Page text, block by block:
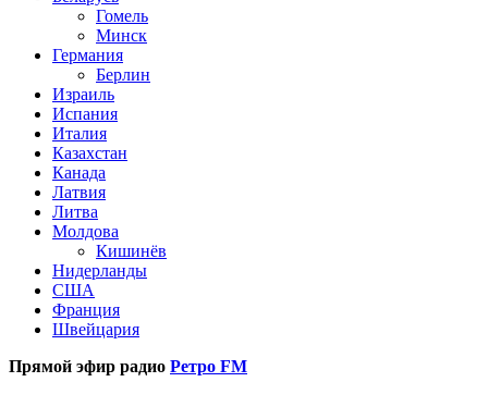
Гомель
Минск
Германия
Берлин
Израиль
Испания
Италия
Казахстан
Канада
Латвия
Литва
Молдова
Кишинёв
Нидерланды
США
Франция
Швейцария
Прямой эфир радио Ретро FM